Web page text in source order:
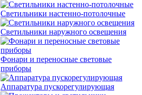
Светильники настенно-потолочные
Светильники наружного освещения
Фонари и переносные световые
приборы
Аппаратура пускорегулирующая